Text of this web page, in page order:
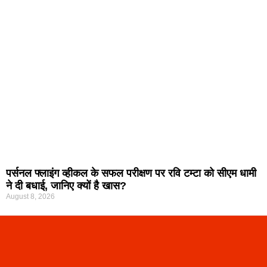
पर्सनल फ्लाइंग व्हीकल के सफल परीक्षण पर रवि टम्टा को सीएम धामी
ने दी बधाई, जानिए क्यों है खास?
August 8, 2026